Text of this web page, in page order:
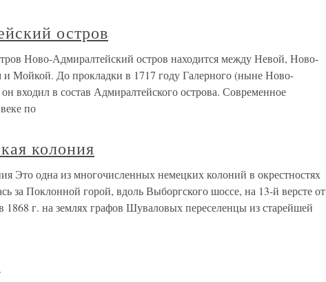
остров
Ново-Адмиралтейский остров находится между Невой, Ново-
Мойкой. До прокладки в 1717 году Галерного (ныне Ново-
входил в состав Адмиралтейского острова. Современное
по
колония
Это одна из многочисленных немецких колоний в окрестностях
за Поклонной горой, вдоль Выборгского шоссе, на 13-й версте от
1868 г. на землях графов Шуваловых переселенцы из старейшей